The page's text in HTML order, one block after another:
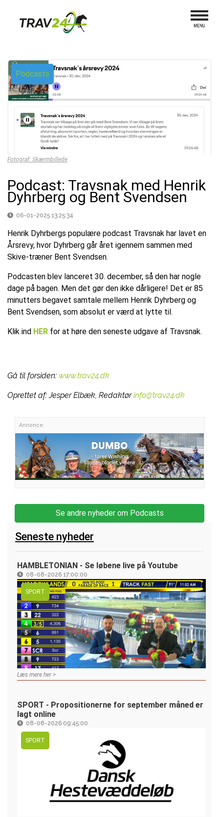
Podcasts
Fotograf: Skærmbillede
Podcast: Travsnak med Henrik
Dyhrberg og Bent Svendsen
06-01-2025 13:25:34
Henrik Dyhrbergs populære podcast Travsnak har lavet en
Årsrevy, hvor Dyhrberg går året igennem sammen med
Skive-træner Bent Svendsen.
Podcasten blev lanceret 30. december, så den har nogle
dage på bagen. Men det gør den ikke dårligere! Det er 85
minutters begavet samtale mellem Henrik Dyhrberg og
Bent Svendsen, som absolut er værd at lytte til.
Klik ind HER for at høre den seneste udgave af Travsnak.
Gå til forsiden: www.trav24.dk
Oprettet af:Jesper Elbæk, Redaktør info@trav24.dk
Annonce:
Se andre nyheder om Podcasts
Seneste nyheder
HAMBLETONIAN - Se løbene live på Youtube
08-08-2026 17:00:00
SPORT
Læs mere her >
SPORT - Propositionerne for september måned er
lagt online
08-08-2026 09:45:00
SPORT